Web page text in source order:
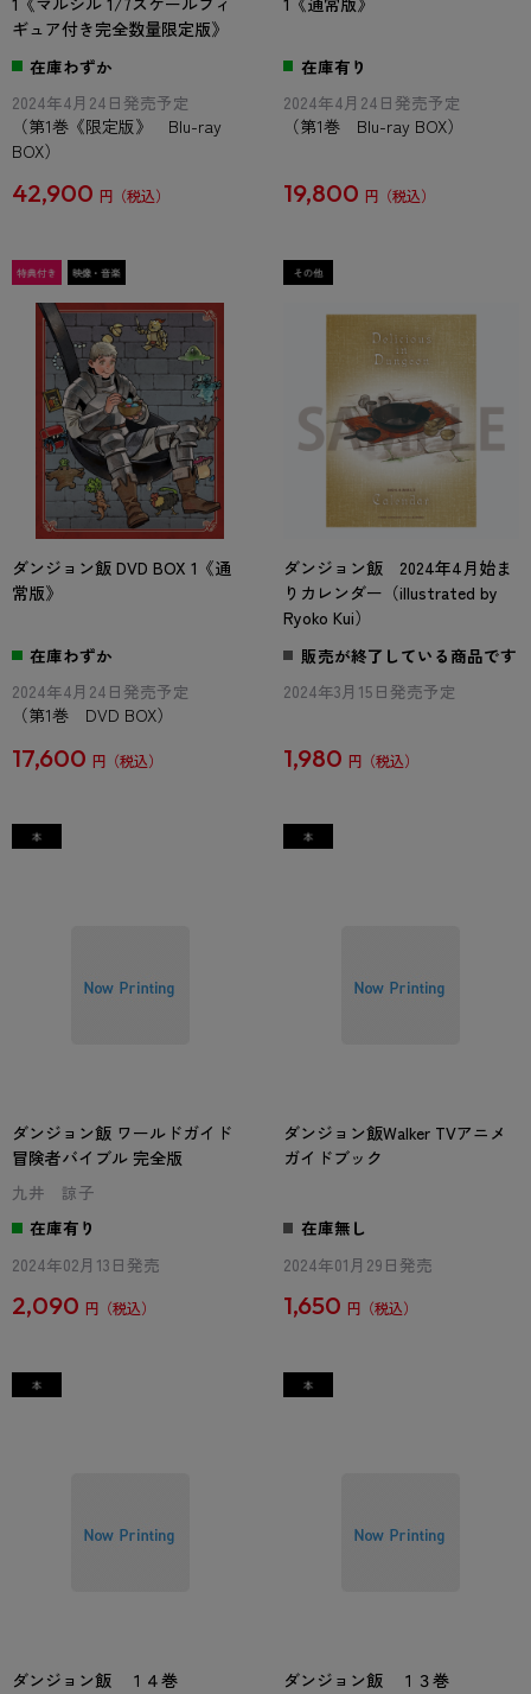
ギュア付き完全数量限定版》
在庫わずか
2024年4月24日発売予定
（第1巻《限定版》 Blu-ray
BOX）
42,900 円
在庫有り
2024年4月24日発売予定
（第1巻 Blu-ray BOX）
19,800 円
ダンジョン飯 DVD BOX 1《通
常版》
在庫わずか
2024年4月24日発売予定
（第1巻 DVD BOX）
17,600 円
ダンジョン飯 2024年4月始ま
りカレンダー（illustrated by
Ryoko Kui）
販売が終了している商品です
2024年3月15日発売予定
1,980 円
ダンジョン飯 ワールドガイド
冒険者バイブル 完全版
九井 諒子
在庫有り
2024年02月13日発売
2,090 円
ダンジョン飯Walker TVアニメ
ガイドブック
在庫無し
2024年01月29日発売
1,650 円
ダンジョン飯 １４巻
ダンジョン飯 １３巻